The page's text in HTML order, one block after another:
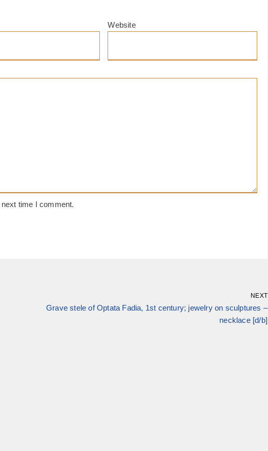
Website
time I comment.
NEXT
Grave stele of Optata Fadia, 1st century; jewelry on sculptures –
necklace [d/b]